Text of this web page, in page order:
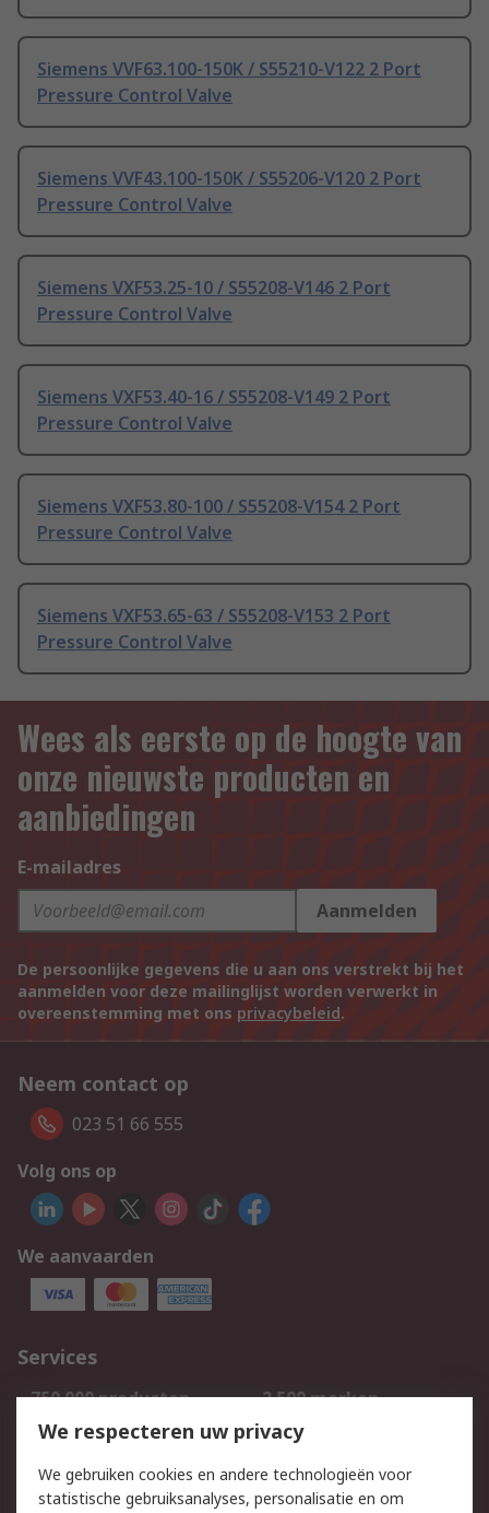
Siemens VVF63.100-150K / S55210-V122 2 Port
Pressure Control Valve
Siemens VVF43.100-150K / S55206-V120 2 Port
Pressure Control Valve
Siemens VXF53.25-10 / S55208-V146 2 Port
Pressure Control Valve
Siemens VXF53.40-16 / S55208-V149 2 Port
Pressure Control Valve
Siemens VXF53.80-100 / S55208-V154 2 Port
Pressure Control Valve
Siemens VXF53.65-63 / S55208-V153 2 Port
Pressure Control Valve
Wees als eerste op de hoogte van
onze nieuwste producten en
aanbiedingen
E-mailadres
Aanmelden
De persoonlijke gegevens die u aan ons verstrekt bij het
aanmelden voor deze mailinglijst worden verwerkt in
overeenstemming met ons privacybeleid.
Neem contact op
023 51 66 555
Volg ons op
We aanvaarden
Services
750.000 producten
2.500 merken
Bestellen
Inkoopoplossingen
Track & Trace
We respecteren uw privacy
We gebruiken cookies en andere technologieën voor
statistische gebruiksanalyses, personalisatie en om